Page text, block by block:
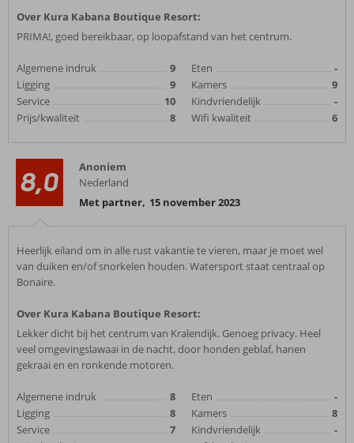
Over Kura Kabana Boutique Resort:
PRIMA!, goed bereikbaar, op loopafstand van het centrum.
Algemene indruk
9
Ligging
9
Service
10
Prijs/kwaliteit
8
Eten
-
Kamers
9
Kindvriendelijk
-
Wifi kwaliteit
6
8,0
Anoniem
Nederland
Met partner, 15 november 2023
Heerlijk eiland om in alle rust vakantie te vieren, maar je moet wel
van duiken en/of snorkelen houden. Watersport staat centraal op
Bonaire.
Over Kura Kabana Boutique Resort:
Lekker dicht bij het centrum van Kralendijk. Genoeg privacy. Heel
veel omgevingslawaai in de nacht, door honden geblaf, hanen
gekraai en en ronkende motoren.
Algemene indruk
8
Ligging
8
Service
7
Eten
-
Kamers
8
Kindvriendelijk
-